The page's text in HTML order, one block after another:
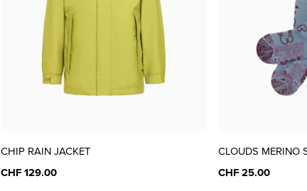
CHF 99.00 nur
nur
CHIP RAIN JACKET
CHF 129.00
CLOUDS MERINO
CHF 25.00